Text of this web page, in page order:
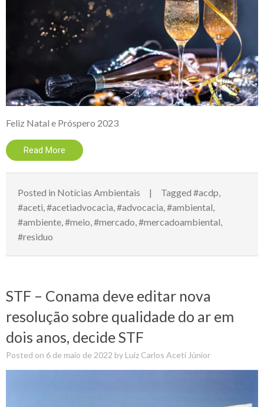
Feliz Natal e Próspero 2023
Read More
Posted in Notícias Ambientais Tagged #acdp,
#aceti,#acetiadvocacia,#advocacia,#ambiental,
#ambiente,#meio,#mercado,#mercadoambiental,
#residuo
STF – Conama deve editar nova
resolução sobre qualidade do ar em
dois anos, decide STF
Posted on 6 de maio de 2022 by Luiz Carlos Aceti Júnior